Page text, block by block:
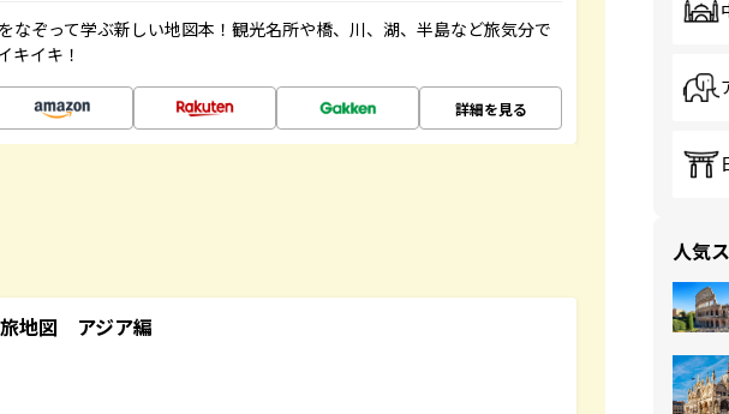
なぞって学ぶ新しい地図本！観光名所や橋、川、湖、半島など旅気分で
キイキ！
詳細を見る
地図 アジア編
人気